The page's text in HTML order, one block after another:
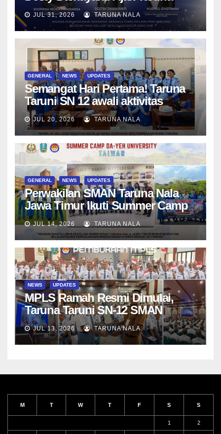
SMAN Taruna Nala Jawa Timur
Menjadi Generasi Pemimpin
Berwawasan Global
JUL 31, 2026 TARUNA NALA
GENERAL NEWS UPDATES
Semangat Hari Pertama! Taruna
Taruni SN 12 awali aktivitas
bersama Wali Kelas dan Tes
Asesmen Diagnostik
JUL 20, 2026 TARUNA NALA
GENERAL NEWS UPDATES
Perwakilan SMAN Taruna Nala
Jawa Timur Ikuti Summer Camp
di Da-Yeh University, Taiwan
JUL 14, 2026 TARUNA NALA
NEWS UPDATES
MPLS Ramah Resmi Dimulai,
Taruna Taruni SN-12 SMAN
Taruna Nala Jawa Timur Siap
Menjalani Tahun Ajaran Baru
JUL 13, 2026 TARUNA NALA
M T W T F S S
1 2